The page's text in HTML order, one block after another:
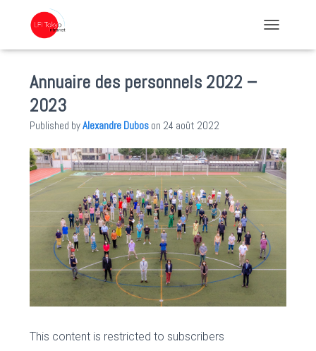
Annuaire des personnels 2022 –
2023
Published byAlexandre Dubos on 24 août 2022
This content is restricted to subscribers